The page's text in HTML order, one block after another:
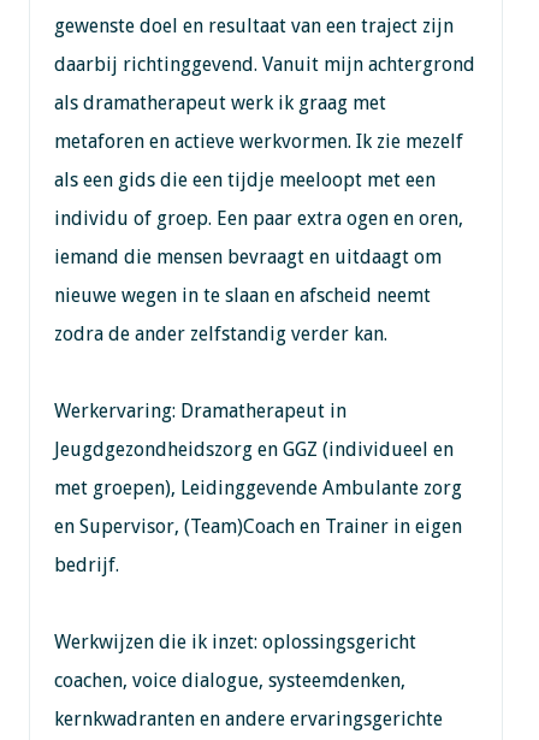
gewenste doel en resultaat van een traject zijn
daarbij richtinggevend. Vanuit mijn achtergrond
als dramatherapeut werk ik graag met
metaforen en actieve werkvormen. Ik zie mezelf
als een gids die een tijdje meeloopt met een
individu of groep. Een paar extra ogen en oren,
iemand die mensen bevraagt en uitdaagt om
nieuwe wegen in te slaan en afscheid neemt
zodra de ander zelfstandig verder kan.
Werkervaring: Dramatherapeut in
Jeugdgezondheidszorg en GGZ (individueel en
met groepen), Leidinggevende Ambulante zorg
en Supervisor, (Team)Coach en Trainer in eigen
bedrijf.
Werkwijzen die ik inzet: oplossingsgericht
coachen, voice dialogue, systeemdenken,
kernkwadranten en andere ervaringsgerichte